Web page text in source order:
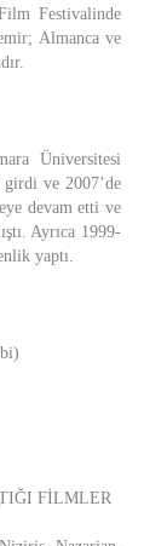
Festivalinde
Almanca ve
Üniversitesi
ve 2007’de
devam etti ve
Ayrıca 1999-
yaptı.
FİLMLER